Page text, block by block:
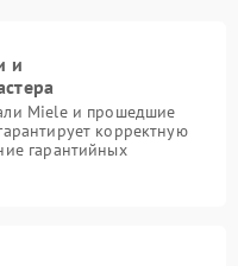
и
Miele и прошедшие
корректную
гарантийных